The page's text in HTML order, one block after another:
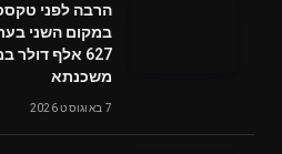
הרבה לפני טקסס
במקום השני
627 אלף
משכנתא
7 באוגוסט 2026